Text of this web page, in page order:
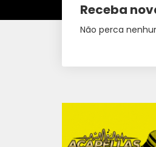
Receba
Não perca